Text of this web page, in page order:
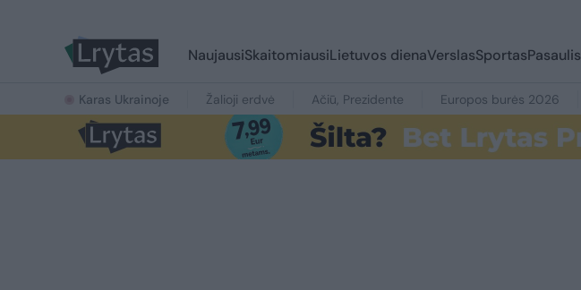
NaujausiSkaitomiausiLietuvos dienaVerslasSportasPasaulis
Karas Ukrainoje Žalioji erdvė Ačiū, Prezidente Europos burės 2026